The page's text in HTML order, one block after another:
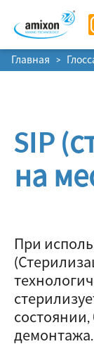
Skip to main
Skip to main
Skip to page
You are here:
Главная
SIP
на
При
состоянии,